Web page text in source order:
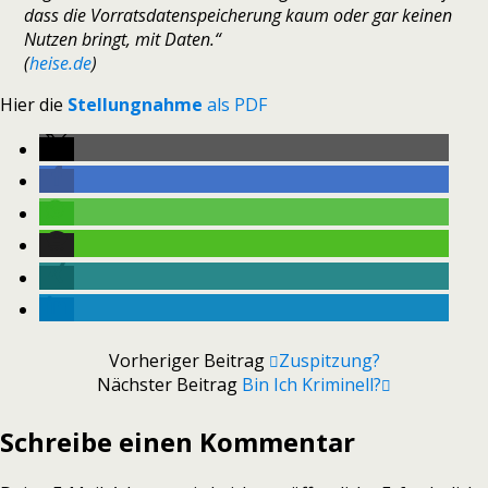
dass die Vorratsdatenspeicherung kaum oder gar keinen
Nutzen bringt, mit Daten.“
(heise.de)
Hier die Stellungnahme als PDF
Vorheriger Beitrag
Zuspitzung?
Nächster Beitrag Bin Ich Kriminell?
Schreibe einen Kommentar